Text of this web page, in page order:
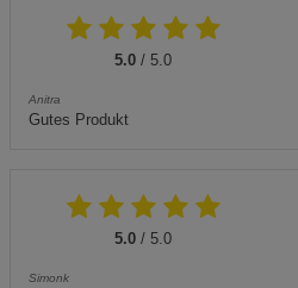
5.0 / 5.0
Anitra
Gutes Produkt
5.0 / 5.0
Simonk